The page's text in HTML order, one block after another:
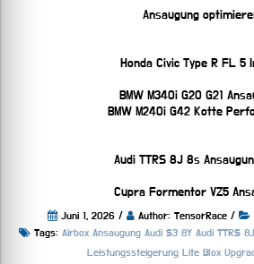
Ansaugung
Honda Civic Type R FL 5
BMW M340i G20 G21
BMW M240i G42 Kotte
Audi TTRS 8J 8s
Cupra Formentor VZ5
Juni 1, 2026 / Author: TensorRace /
Tags: Airbox Ansaugung Audi S3 8Y Audi TTRS
Leistungssteigerung Lite Blox